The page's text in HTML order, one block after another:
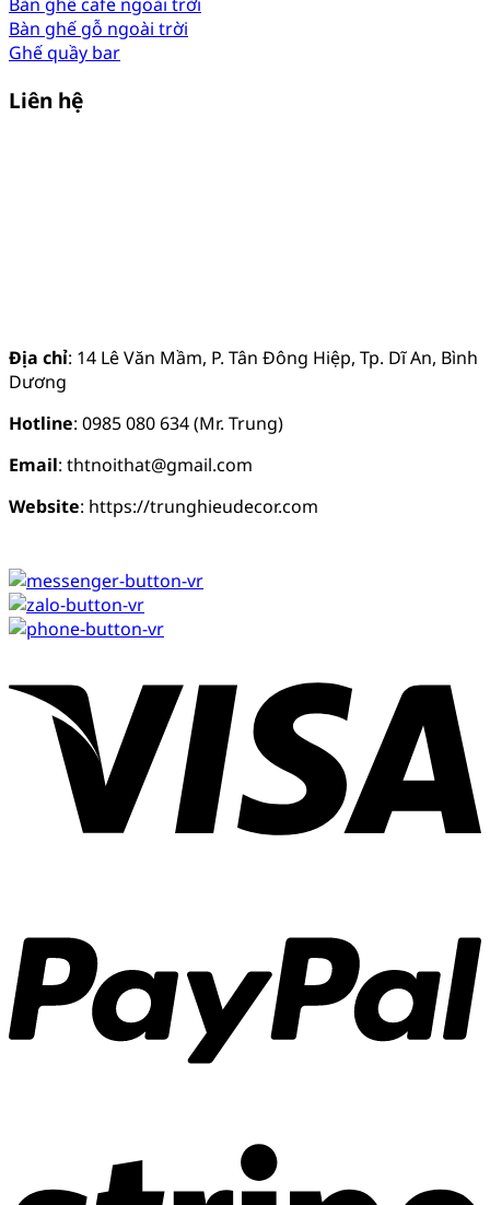
Bàn ghế gỗ ngoài trời
Ghế quầy bar
Liên hệ
Địa chỉ: 14 Lê Văn Mầm, P. Tân Đông Hiệp, Tp. Dĩ An, Bình
Dương
Hotline: 0985 080 634 (Mr. Trung)
Email: thtnoithat@gmail.com
Website: https://trunghieudecor.com